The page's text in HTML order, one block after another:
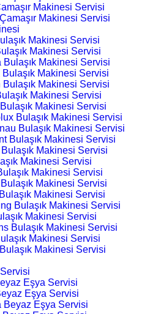
Makinesi Servisi
Makinesi Servisi
Makinesi Servisi
Makinesi Servisi
Bulaşık Makinesi Servisi
Makinesi Servisi
Bulaşık Makinesi Servisi
Makinesi Servisi
Makinesi Servisi
Bulaşık Makinesi Servisi
Bulaşık Makinesi Servisi
Bulaşık Makinesi Servisi
Bulaşık Makinesi Servisi
Makinesi Servisi
Makinesi Servisi
Makinesi Servisi
Makinesi Servisi
Bulaşık Makinesi Servisi
Makinesi Servisi
Bulaşık Makinesi Servisi
Makinesi Servisi
Makinesi Servisi
Eşya Servisi
Eşya Servisi
Beyaz Eşya Servisi